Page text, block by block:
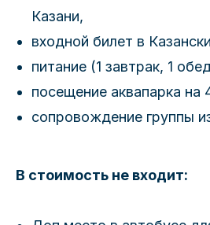
Казани,
входной билет в
питание (1 завтрак, 1
посещение аквапарка на
сопровождение группы
В стоимость не входит: